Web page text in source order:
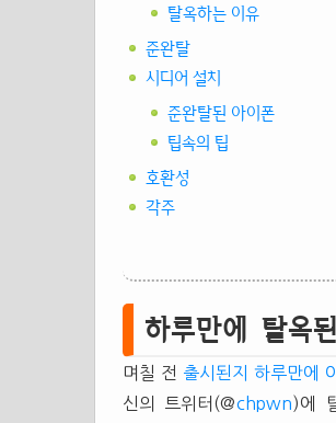
탈옥하는 이유
준완탈
시디어 설치
준완탈된 아이폰
팁속의 팁
호환성
각주
하루만에 탈옥
며칠 전 출시된지 하루만에
신의 트위터(@chpwn)에